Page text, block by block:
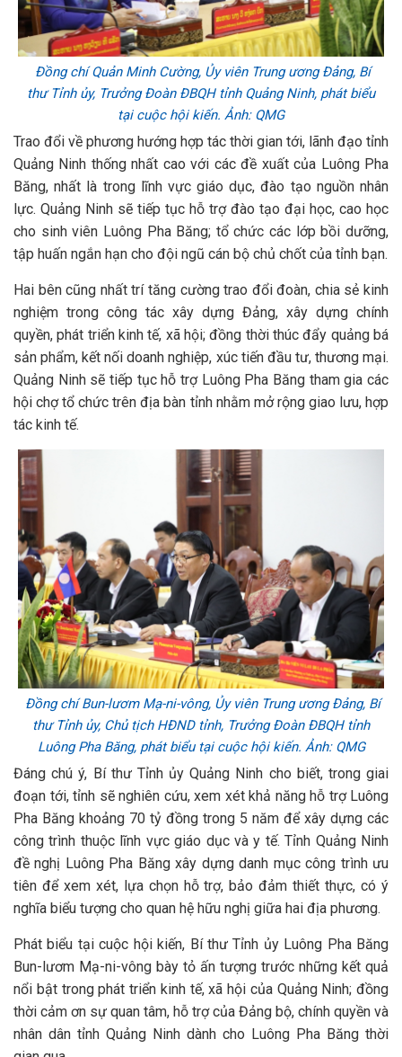
Đồng chí Quản Minh Cường, Ủy viên Trung ương Đảng, Bí
thư Tỉnh ủy, Trưởng Đoàn ĐBQH tỉnh Quảng Ninh, phát biểu
tại cuộc hội kiến. Ảnh: QMG
Trao đổi về phương hướng hợp tác thời gian tới, lãnh đạo tỉnh
Quảng Ninh thống nhất cao với các đề xuất của Luông Pha
Băng, nhất là trong lĩnh vực giáo dục, đào tạo nguồn nhân
lực. Quảng Ninh sẽ tiếp tục hỗ trợ đào tạo đại học, cao học
cho sinh viên Luông Pha Băng; tổ chức các lớp bồi dưỡng,
tập huấn ngắn hạn cho đội ngũ cán bộ chủ chốt của tỉnh bạn.
Hai bên cũng nhất trí tăng cường trao đổi đoàn, chia sẻ kinh
nghiệm trong công tác xây dựng Đảng, xây dựng chính
quyền, phát triển kinh tế, xã hội; đồng thời thúc đẩy quảng bá
sản phẩm, kết nối doanh nghiệp, xúc tiến đầu tư, thương mại.
Quảng Ninh sẽ tiếp tục hỗ trợ Luông Pha Băng tham gia các
hội chợ tổ chức trên địa bàn tỉnh nhằm mở rộng giao lưu, hợp
tác kinh tế.
Đồng chí Bun-lươm Mạ-ni-vông, Ủy viên Trung ương Đảng, Bí
thư Tỉnh ủy, Chủ tịch HĐND tỉnh, Trưởng Đoàn ĐBQH tỉnh
Luông Pha Băng, phát biểu tại cuộc hội kiến. Ảnh: QMG
Đáng chú ý, Bí thư Tỉnh ủy Quảng Ninh cho biết, trong giai
đoạn tới, tỉnh sẽ nghiên cứu, xem xét khả năng hỗ trợ Luông
Pha Băng khoảng 70 tỷ đồng trong 5 năm để xây dựng các
công trình thuộc lĩnh vực giáo dục và y tế. Tỉnh Quảng Ninh
đề nghị Luông Pha Băng xây dựng danh mục công trình ưu
tiên để xem xét, lựa chọn hỗ trợ, bảo đảm thiết thực, có ý
nghĩa biểu tượng cho quan hệ hữu nghị giữa hai địa phương.
Phát biểu tại cuộc hội kiến, Bí thư Tỉnh ủy Luông Pha Băng
Bun-lươm Mạ-ni-vông bày tỏ ấn tượng trước những kết quả
nổi bật trong phát triển kinh tế, xã hội của Quảng Ninh; đồng
thời cảm ơn sự quan tâm, hỗ trợ của Đảng bộ, chính quyền và
nhân dân tỉnh Quảng Ninh dành cho Luông Pha Băng thời